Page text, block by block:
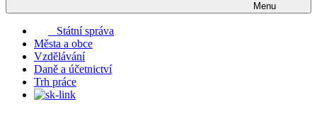
Menu
Státní správa
Města a obce
Vzdělávání
Daně a účetnictví
Trh práce